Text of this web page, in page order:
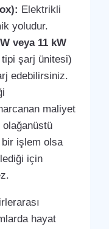
Elektrikli
yoludur.
veya 11 kW
şarj ünitesi)
edebilirsiniz.
maliyet
olağanüstü
işlem olsa
için
hayat